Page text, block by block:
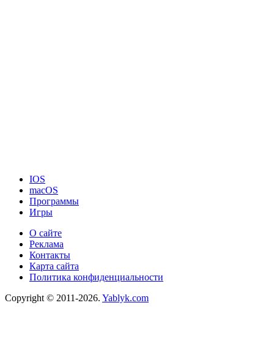
IOS
macOS
Программы
Игры
О сайте
Реклама
Контакты
Карта сайта
Политика конфиденциальности
Copyright © 2011-2026. Yablyk.сom